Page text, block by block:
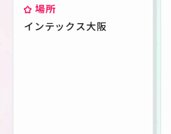
場所
インテックス大阪